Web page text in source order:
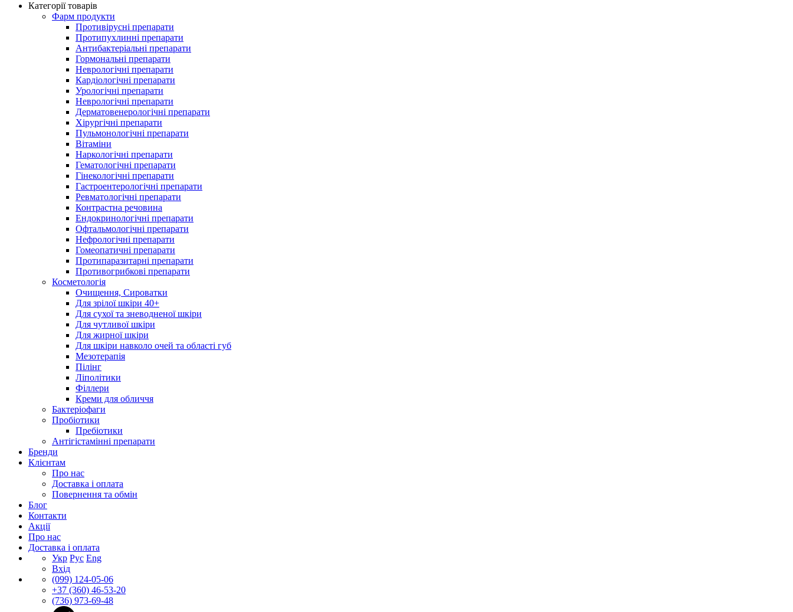
Категорії товарів
Фарм продукти
Противірусні препарати
Протипухлинні препарати
Антибактеріальні препарати
Гормональні препарати
Неврологічні препарати
Кардіологічні препарати
Урологічні препарати
Неврологічні препарати
Дерматовенерологічні препарати
Хірургічні препарати
Пульмонологічні препарати
Вітаміни
Наркологічні препарати
Гематологічні препарати
Гінекологічні препарати
Гастроентерологічні препарати
Ревматологічні препарати
Контрастна речовина
Eндокринологічні препарати
Офтальмологічні препарати
Нефрологічні препарати
Гомеопатичні препарати
Протипаразитарні препарати
Противогрибкові препарати
Косметологія
Очищення, Сироватки
Для зрілої шкіри 40+
Для сухої та зневодненої шкіри
Для чутливої шкіри
Для жирної шкіри
Для шкіри навколо очей та області губ
Мезотерапія
Пілінг
Ліполітики
Філлери
Креми для обличчя
Бактеріофаги
Пробіотики
Пребіотики
Антігістамінні препарати
Бренди
Клієнтам
Про нас
Доставка і оплата
Повернення та обмін
Блог
Контакти
Акції
Про нас
Доставка і оплата
Укр Рус Eng
Вхід
(099) 124-05-06
+37 (360) 46-53-20
(736) 973-69-48